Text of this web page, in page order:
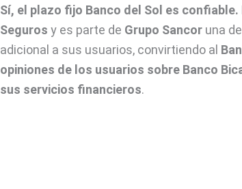
Sí, el plazo fijo Banco del Sol es confiable.
Seguros y es parte de Grupo Sancor una
adicional a sus usuarios, convirtiendo al
opiniones de los usuarios sobre Banco
sus servicios financieros.